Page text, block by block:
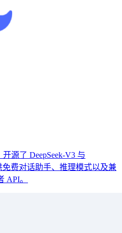
源了 DeepSeek-V3 与
免费对话助手、推理模式以及兼
API。